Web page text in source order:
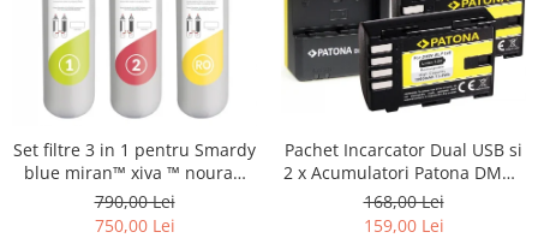
Set filtre 3 in 1 pentru Smardy
blue miran™ xiva ™ noura™
zagora ™ schimbare la 12 luni
790,00 Lei
750,00 Lei
Pachet Incarcator Dual USB si
2 x Acumulatori Patona DMW-
BLF19E pentru Panasonic
Lumix DC-GH5 DMC-GH4
168,00 Lei
159,00 Lei